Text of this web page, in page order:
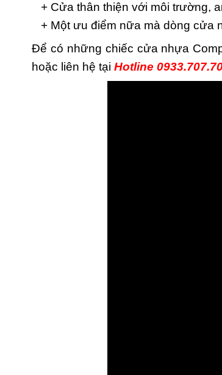
+ Cửa thân thiện với môi trường,
+ Một ưu điểm nữa mà dòng cửa
Để có những chiếc cửa nhựa
hoặc liên hệ tại Hotline